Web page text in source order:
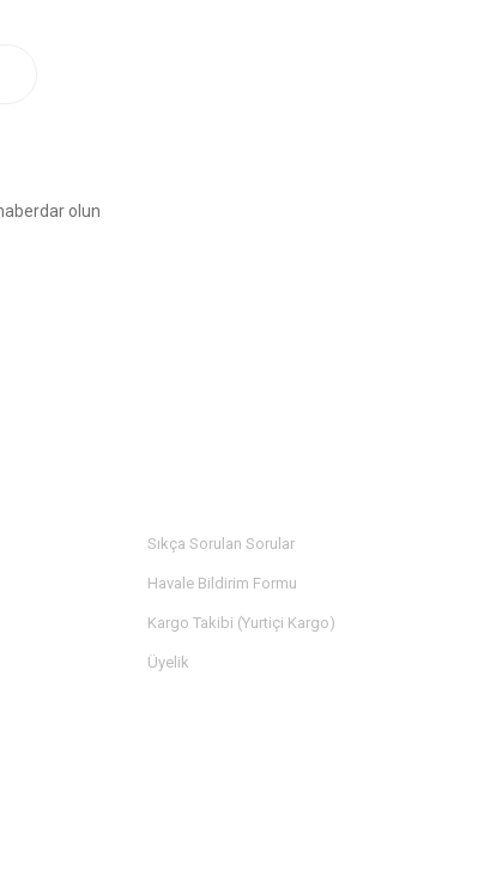
olun
Sıkça Sorulan Sorular
Havale Bildirim Formu
Kargo Takibi (Yurtiçi Kargo)
Üyelik